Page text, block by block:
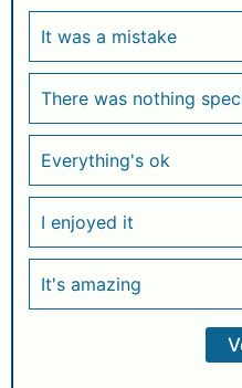
It was a mistake
There was nothing
Everything's ok
I enjoyed it
It's amazing